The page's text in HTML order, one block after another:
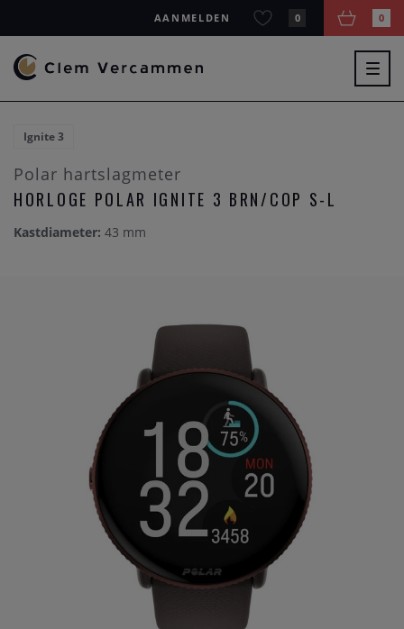
AANMELDEN 0 0
Ignite 3
Polar hartslagmeter
HORLOGE POLAR IGNITE 3 BRN/COP S-L
Kastdiameter: 43 mm